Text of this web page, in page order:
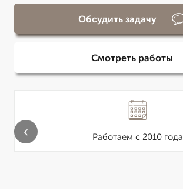
Обсудить задачу
Смотреть работы
Работаем с 2010 года
‹